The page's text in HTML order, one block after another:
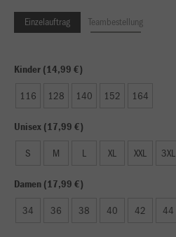
Einzelauftrag Teambestellung
Kinder (14,99 €)
116 128 140 152 164
Unisex (17,99 €)
S M L XL XXL 3XL
Damen (17,99 €)
34 36 38 40 42 44